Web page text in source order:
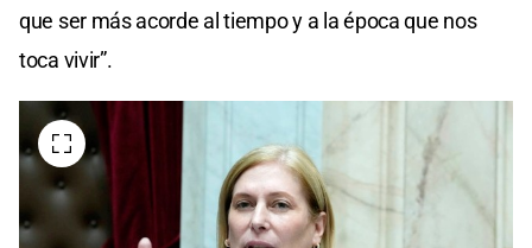
que ser más acorde al tiempo y a la época que nos
toca vivir”.